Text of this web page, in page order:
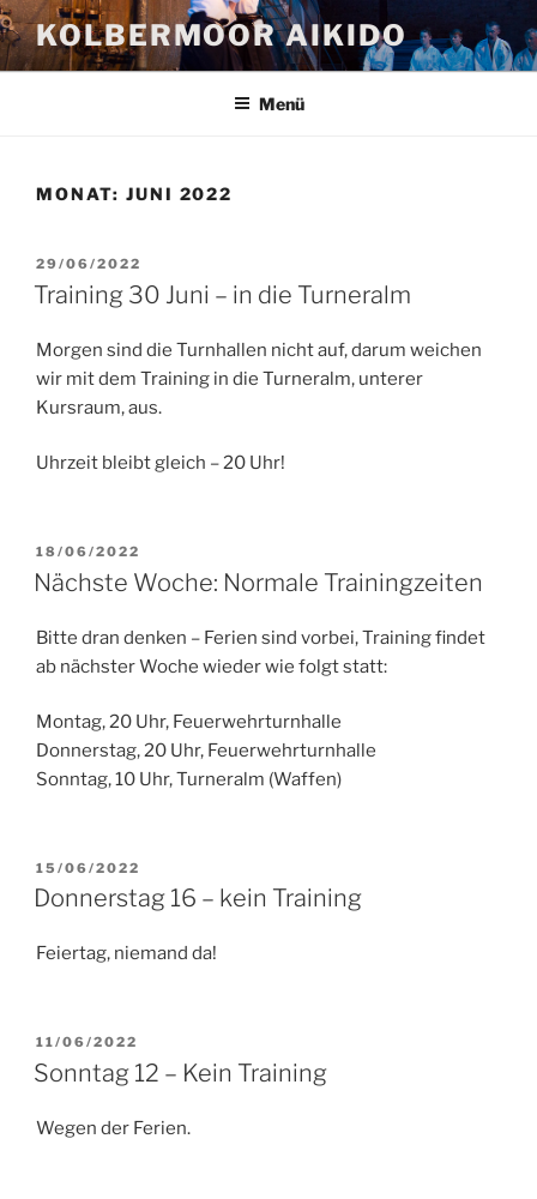
Zum
Inhalt
springen
KOLBERMOOR AIKIDO
Menü
MONAT: JUNI 2022
VERÖFFENTLICHT
AM
29/06/2022
Training 30 Juni – in die Turneralm
Morgen sind die Turnhallen nicht auf, darum weichen
wir mit dem Training in die Turneralm, unterer
Kursraum, aus.
Uhrzeit bleibt gleich – 20 Uhr!
VERÖFFENTLICHT
AM
18/06/2022
Nächste Woche: Normale Trainingzeiten
Bitte dran denken – Ferien sind vorbei, Training findet
ab nächster Woche wieder wie folgt statt:
Montag, 20 Uhr, Feuerwehrturnhalle
Donnerstag, 20 Uhr, Feuerwehrturnhalle
Sonntag, 10 Uhr, Turneralm (Waffen)
VERÖFFENTLICHT
AM
15/06/2022
Donnerstag 16 – kein Training
Feiertag, niemand da!
VERÖFFENTLICHT
AM
11/06/2022
Sonntag 12 – Kein Training
Wegen der Ferien.